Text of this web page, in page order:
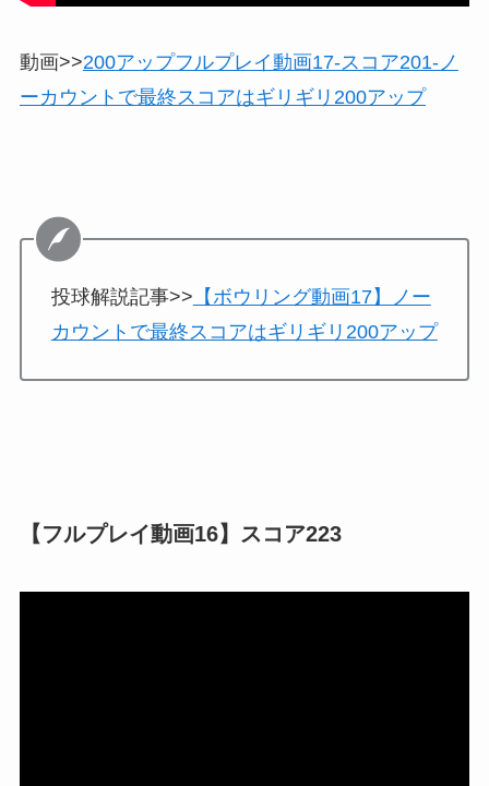
動画>>200アップフルプレイ動画17-スコア201-ノ
ーカウントで最終スコアはギリギリ200アップ
投球解説記事>> 【ボウリング動画17】ノー
カウントで最終スコアはギリギリ200アップ
【フルプレイ動画16】スコア223